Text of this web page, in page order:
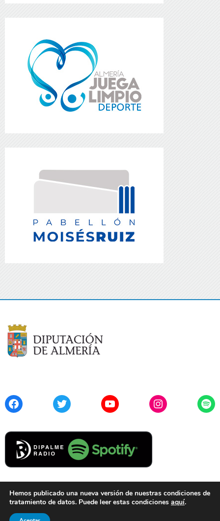
FacebookTwitter YouTubeInstagram
Cookies
Hemos publicado una nueva versión de nuestras condiciones de
tratamiento de datos. Puede leer estas condiciones aquí.